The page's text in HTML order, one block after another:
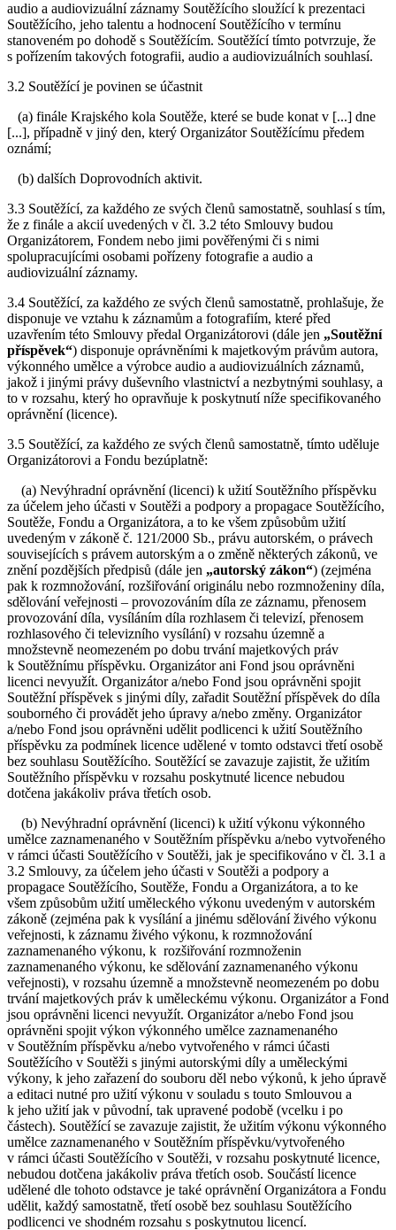
audio a audiovizuální záznamy Soutěžícího sloužící k prezentaci
Soutěžícího, jeho talentu a hodnocení Soutěžícího v termínu
stanoveném po dohodě s Soutěžícím. Soutěžící tímto potvrzuje, že
s pořízením takových fotografii, audio a audiovizuálních souhlasí.
3.2 Soutěžící je povinen se účastnit
(a) finále Krajského kola Soutěže, které se bude konat v [...] dne
[...], případně v jiný den, který Organizátor Soutěžícímu předem
oznámí;
(b) dalších Doprovodních aktivit.
3.3 Soutěžící, za každého ze svých členů samostatně, souhlasí s tím,
že z finále a akcií uvedených v čl. 3.2 této Smlouvy budou
Organizátorem, Fondem nebo jimi pověřenými či s nimi
spolupracujícími osobami pořízeny fotografie a audio a
audiovizuální záznamy.
3.4 Soutěžící, za každého ze svých členů samostatně, prohlašuje, že
disponuje ve vztahu k záznamům a fotografiím, které před
uzavřením této Smlouvy předal Organizátorovi (dále jen „Soutěžní
příspěvek“) disponuje oprávněními k majetkovým právům autora,
výkonného umělce a výrobce audio a audiovizuálních záznamů,
jakož i jinými právy duševního vlastnictví a nezbytnými souhlasy, a
to v rozsahu, který ho opravňuje k poskytnutí níže specifikovaného
oprávnění (licence).
3.5 Soutěžící, za každého ze svých členů samostatně, tímto uděluje
Organizátorovi a Fondu bezúplatně:
(a) Nevýhradní oprávnění (licenci) k užití Soutěžního příspěvku
za účelem jeho účasti v Soutěži a podpory a propagace Soutěžícího,
Soutěže, Fondu a Organizátora, a to ke všem způsobům užití
uvedeným v zákoně č. 121/2000 Sb., právu autorském, o právech
souvisejících s právem autorským a o změně některých zákonů, ve
znění pozdějších předpisů (dále jen „autorský zákon“) (zejména
pak k rozmnožování, rozšiřování originálu nebo rozmnoženiny díla,
sdělování veřejnosti – provozováním díla ze záznamu, přenosem
provozování díla, vysíláním díla rozhlasem či televizí, přenosem
rozhlasového či televizního vysílání) v rozsahu územně a
množstevně neomezeném po dobu trvání majetkových práv
k Soutěžnímu příspěvku. Organizátor ani Fond jsou oprávněni
licenci nevyužít. Organizátor a/nebo Fond jsou oprávněni spojit
Soutěžní příspěvek s jinými díly, zařadit Soutěžní příspěvek do díla
souborného či provádět jeho úpravy a/nebo změny. Organizátor
a/nebo Fond jsou oprávněni udělit podlicenci k užití Soutěžního
příspěvku za podmínek licence udělené v tomto odstavci třetí osobě
bez souhlasu Soutěžícího. Soutěžící se zavazuje zajistit, že užitím
Soutěžního příspěvku v rozsahu poskytnuté licence nebudou
dotčena jakákoliv práva třetích osob.
(b) Nevýhradní oprávnění (licenci) k užití výkonu výkonného
umělce zaznamenaného v Soutěžním příspěvku a/nebo vytvořeného
v rámci účasti Soutěžícího v Soutěži, jak je specifikováno v čl. 3.1 a
3.2 Smlouvy, za účelem jeho účasti v Soutěži a podpory a
propagace Soutěžícího, Soutěže, Fondu a Organizátora, a to ke
všem způsobům užití uměleckého výkonu uvedeným v autorském
zákoně (zejména pak k vysílání a jinému sdělování živého výkonu
veřejnosti, k záznamu živého výkonu, k rozmnožování
zaznamenaného výkonu, k rozšiřování rozmnoženin
zaznamenaného výkonu, ke sdělování zaznamenaného výkonu
veřejnosti), v rozsahu územně a množstevně neomezeném po dobu
trvání majetkových práv k uměleckému výkonu. Organizátor a Fond
jsou oprávněni licenci nevyužít. Organizátor a/nebo Fond jsou
oprávněni spojit výkon výkonného umělce zaznamenaného
v Soutěžním příspěvku a/nebo vytvořeného v rámci účasti
Soutěžícího v Soutěži s jinými autorskými díly a uměleckými
výkony, k jeho zařazení do souboru děl nebo výkonů, k jeho úpravě
a editaci nutné pro užití výkonu v souladu s touto Smlouvou a
k jeho užití jak v původní, tak upravené podobě (vcelku i po
částech). Soutěžící se zavazuje zajistit, že užitím výkonu výkonného
umělce zaznamenaného v Soutěžním příspěvku/vytvořeného
v rámci účasti Soutěžícího v Soutěži, v rozsahu poskytnuté licence,
nebudou dotčena jakákoliv práva třetích osob. Součástí licence
udělené dle tohoto odstavce je také oprávnění Organizátora a Fondu
udělit, každý samostatně, třetí osobě bez souhlasu Soutěžícího
podlicenci ve shodném rozsahu s poskytnutou licencí.